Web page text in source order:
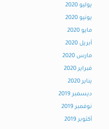
يوليو 2020
يونيو 2020
مايو 2020
أبريل 2020
مارس 2020
فبراير 2020
يناير 2020
ديسمبر 2019
نوفمبر 2019
أكتوبر 2019